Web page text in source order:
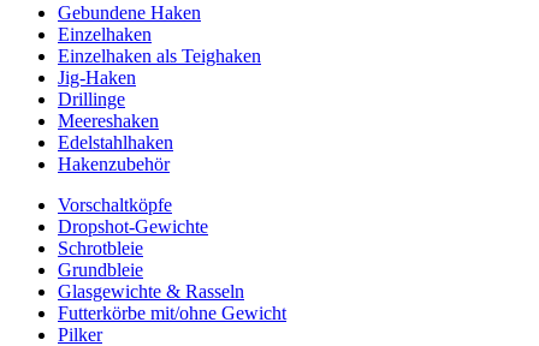
Gebundene Haken
Einzelhaken
Einzelhaken als Teighaken
Jig-Haken
Drillinge
Meereshaken
Edelstahlhaken
Hakenzubehör
Vorschaltköpfe
Dropshot-Gewichte
Schrotbleie
Grundbleie
Glasgewichte & Rasseln
Futterkörbe mit/ohne Gewicht
Pilker